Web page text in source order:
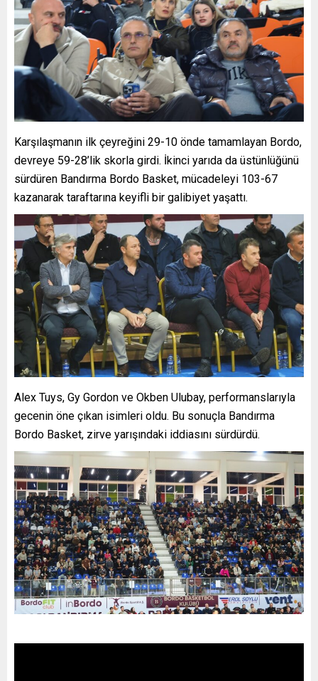
Karşılaşmanın ilk çeyreğini 29-10 önde tamamlayan Bordo,
devreye 59-28’lik skorla girdi. İkinci yarıda da üstünlüğünü
sürdüren Bandırma Bordo Basket, mücadeleyi 103-67
kazanarak taraftarına keyifli bir galibiyet yaşattı.
Alex Tuys, Gy Gordon ve Okben Ulubay, performanslarıyla
gecenin öne çıkan isimleri oldu. Bu sonuçla Bandırma
Bordo Basket, zirve yarışındaki iddiasını sürdürdü.